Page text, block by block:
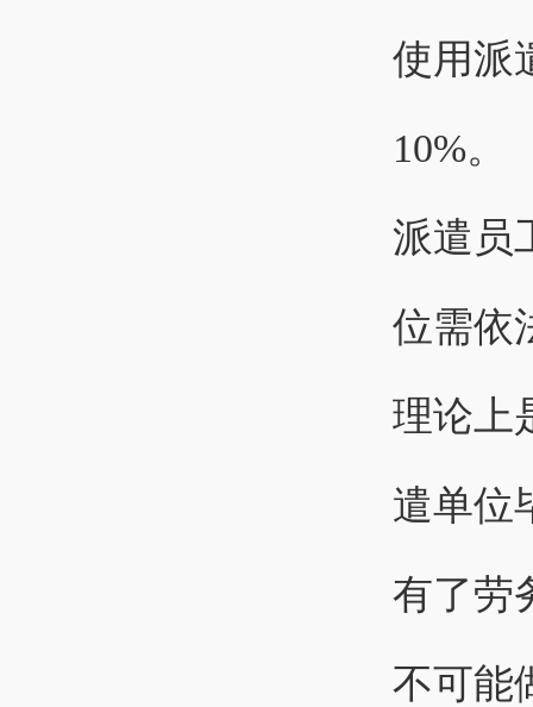
使用派
10%。
派遣员
位需依
理论上
遣单位
有了劳
不可能